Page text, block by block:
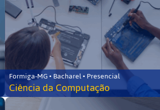
Formiga-MG • Bacharel • Presencial
Ciência da Computação